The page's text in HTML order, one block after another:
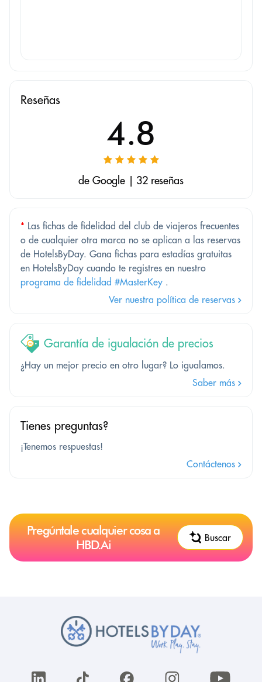
Reseñas
4.8
de Google | 32 reseñas
* Las fichas de fidelidad del club de viajeros frecuentes
o de cualquier otra marca no se aplican a las reservas
de HotelsByDay. Gana fichas para estadías gratuitas
en HotelsByDay cuando te registres en nuestro
programa de fidelidad #MasterKey .
Ver nuestra política de reservas
Garantía de igualación de precios
¿Hay un mejor precio en otro lugar? Lo igualamos.
Saber más
Tienes preguntas?
¡Tenemos respuestas!
Contáctenos
Pregúntale cualquier cosa a
HBD.Ai
Buscar